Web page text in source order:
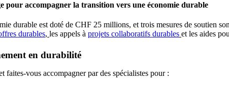
pour accompagner la transition vers une économie durable
durable est doté de CHF 25 millions, et trois mesures de soutien
durables, les appels à projets collaboratifs durables et les aides
en durabilité
faites-vous accompagner par des spécialistes pour :